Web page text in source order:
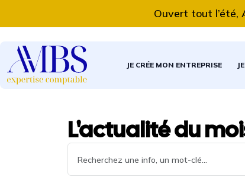
Ouvert tout l’été,
JE CRÉE MON ENTREPRISE
L'actualité du